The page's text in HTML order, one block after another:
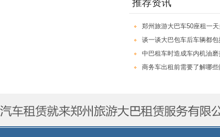
推荐资讯
郑州旅游大巴车50座租一
谈一谈大巴包车后车辆都
中巴租车时造成车内机油
商务车出租前需要了解哪些